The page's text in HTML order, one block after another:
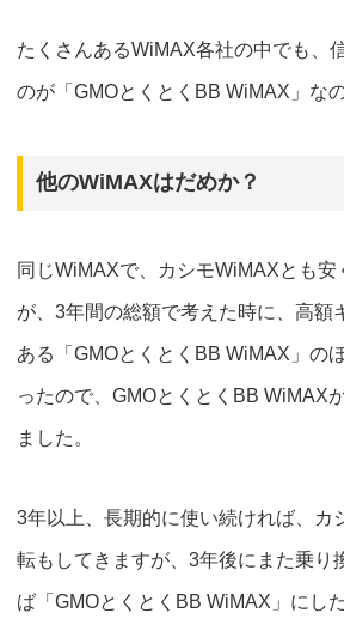
たくさんあるWiMAX各社の中でも、
のが 「GMOとくとくBB WiMAX」 な
他のWiMAXはだめか？
同じWiMAXで、カシモWiMAXとも安
が、3年間の総額で考えた時に、 高額
ある「GMOとくとくBB WiMAX」の
ったので、GMOとくとくBB WiMAX
ました。
3年以上、長期的に使い続ければ、カ
転もしてきますが、3年後にまた乗り
ば「GMOとくとくBB WiMAX」にし